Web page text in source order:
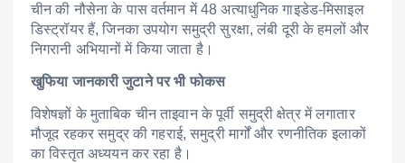
चीन की नौसेना के पास वर्तमान में 48 अत्याधुनिक गाइडेड-मिसाइल
डिस्ट्रॉयर हैं, जिनका उपयोग समुद्री सुरक्षा, लंबी दूरी के हमलों और
निगरानी अभियानों में किया जाता है।
खुफिया जानकारी जुटाने पर भी फोकस
विशेषज्ञों के मुताबिक चीन ताइवान के पूर्वी समुद्री क्षेत्र में लगातार
मौजूद रहकर समुद्र की गहराई, समुद्री मार्गों और रणनीतिक इलाकों
का विस्तृत अध्ययन कर रहा है।